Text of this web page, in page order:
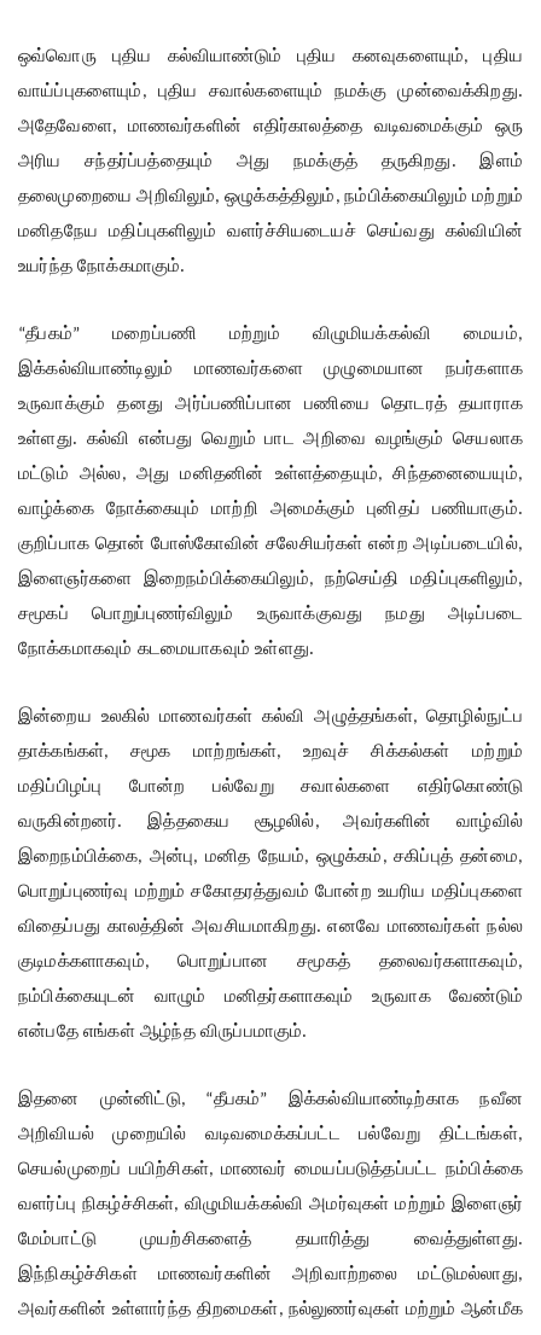
ஒவ்வொரு புதிய கல்வியாண்டும் புதிய கனவுகளையும்,புதிய
வாய்ப்புகளையும் , புதிய சவால்களையும் நமக்கு முன்வைக்கிறது.
அதேவேளை, மாணவர்களின் எதிர்காலத்தை வடிவமைக்கும் ஒரு
அரிய சந்தர்ப்பத்தையும் அது நமக்குத் தருகிறது. இளம்
தலைமுறையை அறிவிலும், ஒழுக்கத்திலும் ,நம்பிக்கையிலும் மற்றும்
மனிதநேய மதிப்புகளிலும் வளர்ச்சியடையச் செய்வது கல்வியின்
உயர்ந்த நோக்கமாகும்.
“தீபகம்” மறைப்பணி மற்றும் விழுமியக்கல்வி மையம்,
இக்கல்வியாண்டிலும் மாணவர்களை முழுமையான நபர்களாக
உருவாக்கும் தனது அர்ப்பணிப்பான பணியை தொடரத் தயாராக
உள்ளது. கல்வி என்பது வெறும் பாட அறிவை வழங்கும் செயலாக
மட்டும் அல்ல, அது மனிதனின் உள்ளத்தையும்,சிந்தனையையும்,
வாழ்க்கை நோக்கையும் மாற்றி அமைக்கும் புனிதப் பணியாகும்.
குறிப்பாக தொன் போஸ்கோவின் சலேசியர்கள் என்ற அடிப்படையில்,
இளைஞர்களை இறைநம்பிக்கையிலும், நற்செய்தி மதிப்புகளிலும்,
சமூகப் பொறுப்புணர்விலும் உருவாக்குவது நமது அடிப்படை
நோக்கமாகவும் கடமையாகவும் உள்ளது.
இன்றைய உலகில் மாணவர்கள் கல்வி அழுத்தங்கள், தொழில்நுட்ப
தாக்கங்கள், சமூக மாற்றங்கள்,உறவுச் சிக்கல்கள் மற்றும்
மதிப்பிழப்பு போன்ற பல்வேறு சவால்களை எதிர்கொண்டு
வருகின்றனர். இத்தகைய சூழலில்,அவர்களின் வாழ்வில்
இறைநம்பிக்கை, அன்பு, மனித நேயம், ஒழுக்கம் , சகிப்புத் தன்மை,
பொறுப்புணர்வு மற்றும் சகோதரத்துவம் போன்ற உயரிய மதிப்புகளை
விதைப்பது காலத்தின் அவசியமாகிறது. எனவே மாணவர்கள் நல்ல
குடிமக்களாகவும்,பொறுப்பான சமூகத் தலைவர்களாகவும்,
நம்பிக்கையுடன் வாழும் மனிதர்களாகவும் உருவாக வேண்டும்
என்பதே எங்கள் ஆழ்ந்த விருப்பமாகும்.
இதனை முன்னிட்டு, “தீபகம்” இக்கல்வியாண்டிற்காக நவீன
அறிவியல் முறையில் வடிவமைக்கப்பட்ட பல்வேறு திட்டங்கள்,
செயல்முறைப் பயிற்சிகள், மாணவர் மையப்படுத்தப்பட்ட நம்பிக்கை
வளர்ப்பு நிகழ்ச்சிகள், விழுமியக்கல்வி அமர்வுகள் மற்றும் இளைஞர்
மேம்பாட்டு முயற்சிகளைத் தயாரித்து வைத்துள்ளது.
இந்நிகழ்ச்சிகள் மாணவர்களின் அறிவாற்றலை மட்டுமல்லாது,
அவர்களின் உள்ளார்ந்த திறமைகள், நல்லுணர்வுகள் மற்றும் ஆன்மீக